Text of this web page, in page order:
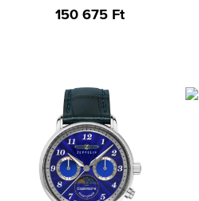
150 675 Ft